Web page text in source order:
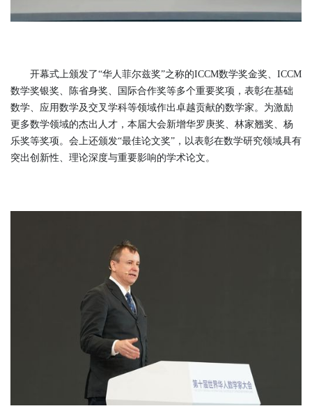
开幕式上颁发了“华人菲尔兹奖”之称的ICCM数学奖金奖、ICCM
数学奖银奖、陈省身奖、国际合作奖等多个重要奖项，表彰在基础
数学、应用数学及交叉学科等领域作出卓越贡献的数学家。为激励
更多数学领域的杰出人才，本届大会新增华罗庚奖、林家翘奖、杨
乐奖等奖项。会上还颁发“最佳论文奖”，以表彰在数学研究领域具有
突出创新性、理论深度与重要影响的学术论文。